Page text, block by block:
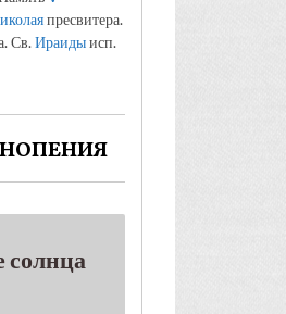
пресвитера.
Св.Ираидыисп.